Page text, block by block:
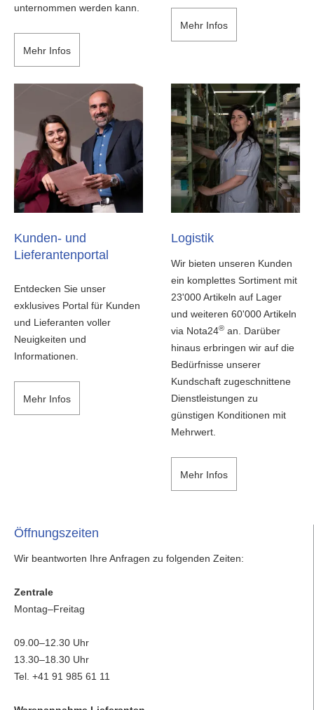
unternommen werden kann.
Mehr Infos
Mehr Infos
Kunden- und
Lieferantenportal
Entdecken Sie unser
exklusives Portal für Kunden
und Lieferanten voller
Neuigkeiten und
Informationen.
Mehr Infos
Logistik
Wir bieten unseren Kunden
ein komplettes Sortiment mit
23'000 Artikeln auf Lager
und weiteren 60'000 Artikeln
via Nota24® an. Darüber
hinaus erbringen wir auf die
Bedürfnisse unserer
Kundschaft zugeschnittene
Dienstleistungen zu
günstigen Konditionen mit
Mehrwert.
Mehr Infos
Öffnungszeiten
Wir beantworten Ihre Anfragen zu folgenden Zeiten:
Zentrale
Montag–Freitag
09.00–12.30 Uhr
13.30–18.30 Uhr
Tel. +41 91 985 61 11